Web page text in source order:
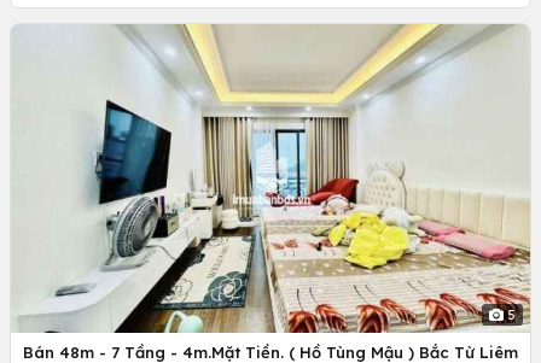
5
Bán 48m - 7 Tầng - 4m.Mặt Tiền. ( Hồ Tùng Mậu ) Bắc Từ Liêm